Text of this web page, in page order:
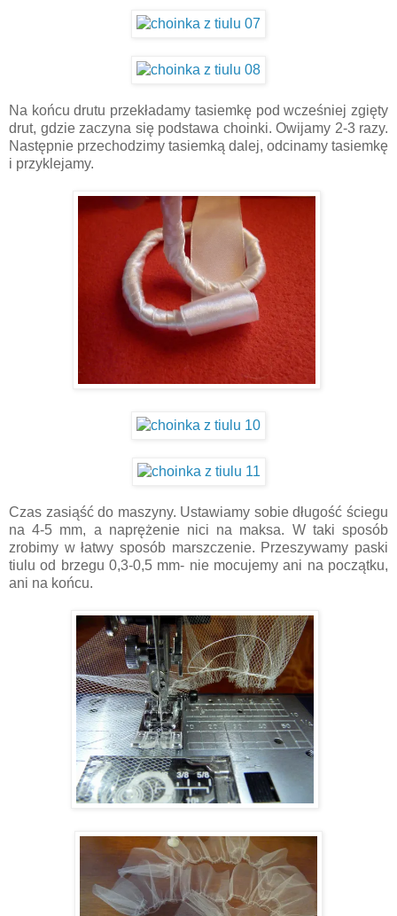
Na końcu drutu przekładamy tasiemkę pod wcześniej zgięty
drut, gdzie zaczyna się podstawa choinki. Owijamy 2-3 razy.
Następnie przechodzimy tasiemką dalej, odcinamy tasiemkę
i przyklejamy.
Czas zasiąść do maszyny. Ustawiamy sobie długość ściegu
na 4-5 mm, a naprężenie nici na maksa. W taki sposób
zrobimy w łatwy sposób marszczenie. Przeszywamy paski
tiulu od brzegu 0,3-0,5 mm- nie mocujemy ani na początku,
ani na końcu.